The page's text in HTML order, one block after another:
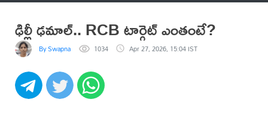
ఢిల్లీ ఢమాల్.. RCB టార్గెట్ ఎంతంటే?
By Swapna 1034 Apr 27, 2026, 15:04 IST